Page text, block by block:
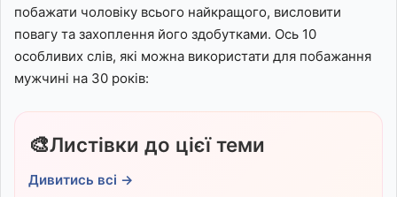
побажати чоловіку всього найкращого, висловити
повагу та захоплення його здобутками. Ось 10
особливих слів, які можна використати для побажання
мужчині на 30 років:
🎨Листівки до цієї теми
Дивитись всі →